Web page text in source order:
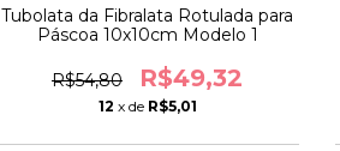
Tubolata da Fibralata Rotulada para
Páscoa 10x10cm Modelo 1
R$54,80 R$49,32
12 x de R$5,01